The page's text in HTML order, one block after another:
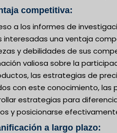
competitiva:
a los informes de
interesadas una ventaja
y debilidades de sus
valiosa sobre la
las estrategias de
con este conocimiento, las
estrategias para
y posicionarse
a largo plazo: